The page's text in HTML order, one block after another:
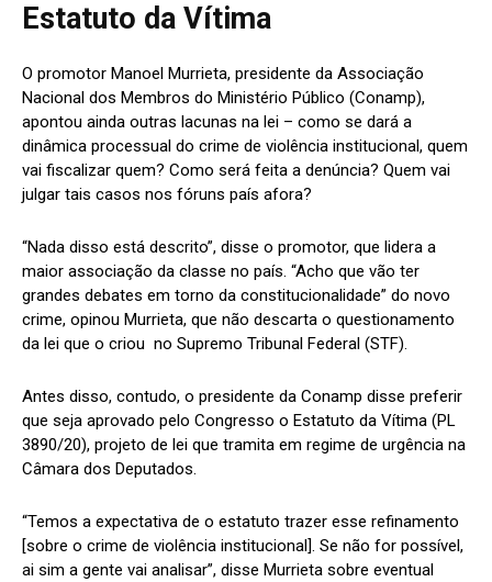
Estatuto da Vítima
O promotor Manoel Murrieta, presidente da Associação
Nacional dos Membros do Ministério Público (Conamp),
apontou ainda outras lacunas na lei – como se dará a
dinâmica processual do crime de violência institucional, quem
vai fiscalizar quem? Como será feita a denúncia? Quem vai
julgar tais casos nos fóruns país afora?
“Nada disso está descrito”, disse o promotor, que lidera a
maior associação da classe no país. “Acho que vão ter
grandes debates em torno da constitucionalidade” do novo
crime, opinou Murrieta, que não descarta o questionamento
da lei que o criou no Supremo Tribunal Federal (STF).
Antes disso, contudo, o presidente da Conamp disse preferir
que seja aprovado pelo Congresso o Estatuto da Vítima (PL
3890/20), projeto de lei que tramita em regime de urgência na
Câmara dos Deputados.
“Temos a expectativa de o estatuto trazer esse refinamento
[sobre o crime de violência institucional]. Se não for possível,
ai sim a gente vai analisar”, disse Murrieta sobre eventual